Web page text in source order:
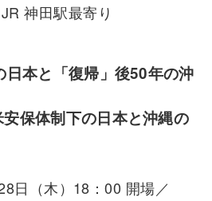
神田駅最寄り
日本と「復帰」後50年の沖
保体制下の日本と沖縄の
日（木）18：00 開場／